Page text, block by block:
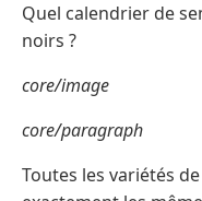
Quel calendrier de
noirs ?
core/image
core/paragraph
Toutes les variétés